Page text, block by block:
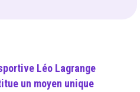
Léo Lagrange
un moyen unique